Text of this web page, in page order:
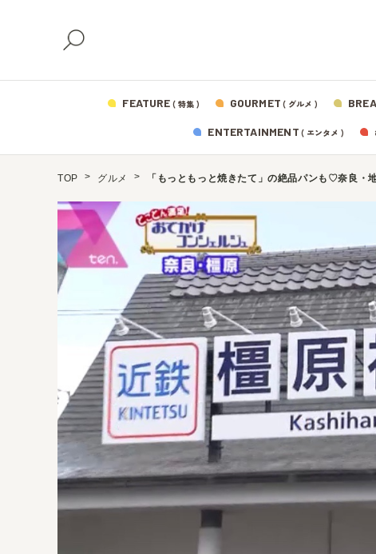
FEATURE ( 特集 ) GOURMET ( グルメ )
ENTERTAINMENT ( エンタメ )
TOP グルメ 「もっともっと焼きたて」の絶品パンも♡奈良・